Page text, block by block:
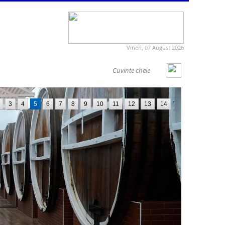
Vineri, 07 August 2026
3 4 5 6 7 8 9 10 11 12 13 14